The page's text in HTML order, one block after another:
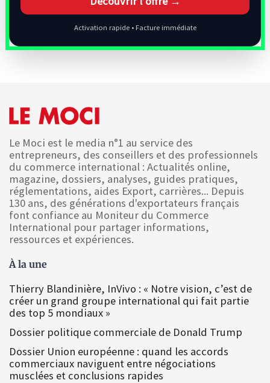
Activation rapide • Facture immédiate
Le Moci est le media n°1 au service des
entrepreneurs, des conseillers et des professionnels
du commerce international : Actualités online,
magazine, dossiers, analyses, guides pratiques,
réglementations, aides Export, carrières... Depuis
130 ans, des générations d'exportateurs français
font confiance au Moniteur du Commerce
International pour partager informations,
ressources et expériences.
À la une
Thierry Blandinière, InVivo : « Notre vision, c’est de
créer un grand groupe international qui fait partie
des top 5 mondiaux »
Dossier politique commerciale de Donald Trump
Dossier Union européenne : quand les accords
commerciaux naviguent entre négociations
musclées et conclusions rapides